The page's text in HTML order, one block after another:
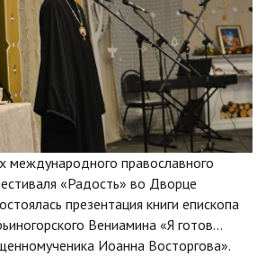
международного православного
«Радость» во Дворце
презентация книги епископа
Вениамина «Я готов…
Иоанна Восторгова».